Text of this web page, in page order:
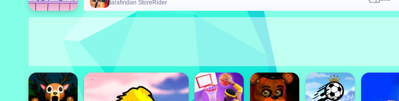
tarafından StoreRider